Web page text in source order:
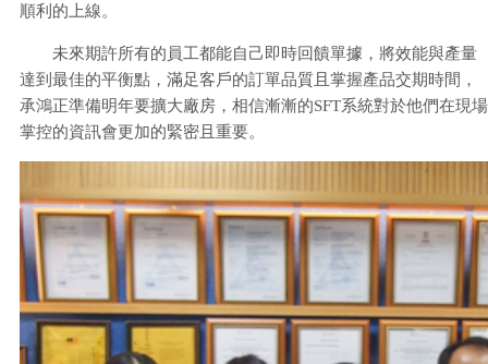
順利的上線。
未來期許所有的員工都能自己即時回饋單據，將效能與產量
達到最佳的平衡點，滿足客戶的訂單品質且掌握產品交期時間，
承鴻正準備明年要擴大廠房，相信漸漸的SFT系統對於他們在現場
掌控的資訊會更加的緊密且重要。